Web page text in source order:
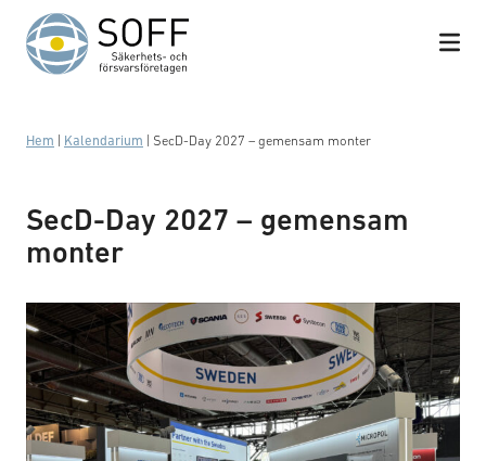
Hoppa till innehåll
Hem Kalendarium SecD-Day 2027 – gemensam monter
SecD-Day 2027 – gemensam
monter